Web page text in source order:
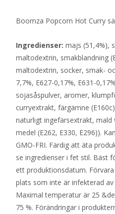
Boomza Popcorn Hot Curry
Ingredienser: majs (51,4%),
maltodextrin, smakblandning
maltodextrin, socker, smak-
7,7%, E627-0,17%, E631-
sojasåspulver, aromer,
curryextrakt, färgämne
naturligt ingefärsextrakt, mald
medel (E262, E330, E296)).
GMO-FRI. Färdig att äta
se ingredienser i fet stil. Bäst
ett produktionsdatum.
plats som inte är infekterad
Maximal temperatur är 25
75 %. Förändringar i